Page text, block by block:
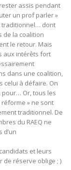
assis pendant
un prof parler »
traditionnel… dont
de la coalition
le retour. Mais
aux intérêts fort
dans une coalition,
celui à défaire. On
pour… Or, tous les
» ne sont
traditionnel. De
du RAEQ ne
et leurs
de réserve oblige ; )